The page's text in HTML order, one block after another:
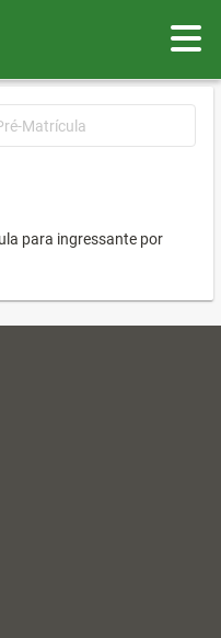
Matrícula
para ingressante por